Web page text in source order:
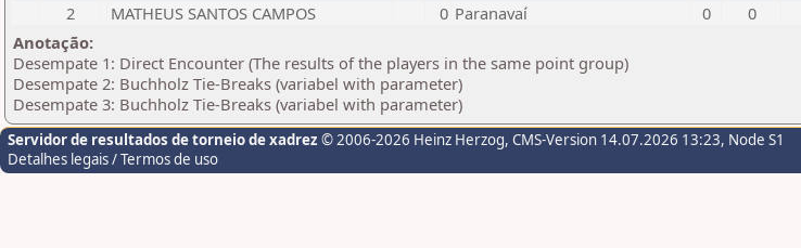
2
MATHEUS SANTOS CAMPOS 0 Paranavaí 0 0
Anotação:
Desempate 1: Direct Encounter (The results of the players in the same point group)
Desempate 2: Buchholz Tie-Breaks (variabel with parameter)
Desempate 3: Buchholz Tie-Breaks (variabel with parameter)
Servidor de resultados de torneio de xadrez © 2006-2026 Heinz Herzog, CMS-Version 14.07.2026 13:23, Node S1
Detalhes legais / Termos de uso